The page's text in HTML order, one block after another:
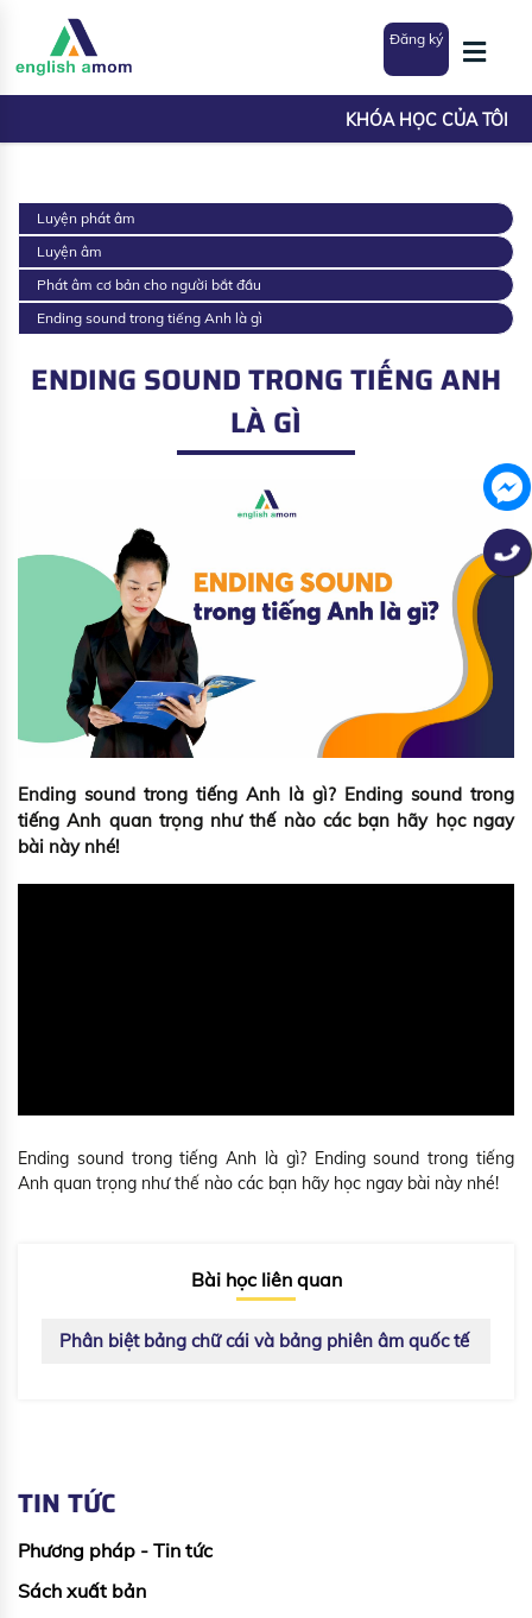
Đăng ký
KHÓA HỌC CỦA TÔI
Luyện phát âm
Luyện âm
Phát âm cơ bản cho người bắt đầu
Ending sound trong tiếng Anh là gì
ENDING SOUND TRONG TIẾNG ANH
LÀ GÌ
Ending sound trong tiếng Anh là gì? Ending sound trong
tiếng Anh quan trọng như thế nào các bạn hãy học ngay
bài này nhé!
Ending sound trong tiếng Anh là gì? Ending sound trong tiếng
Anh quan trọng như thế nào các bạn hãy học ngay bài này nhé!
Bài học liên quan
Phân biệt bảng chữ cái và bảng phiên âm quốc tế
TIN TỨC
Phương pháp - Tin tức
Sách xuất bản